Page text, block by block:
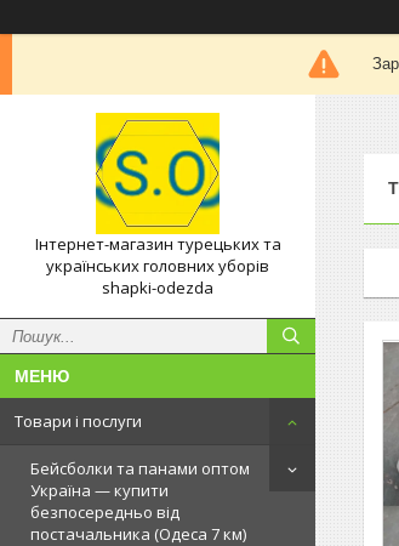
Інтернет-магазин турецьких та
українських головних уборів
shapki-odezda
Товари і послуги
Бейсболки та панами оптом
Україна — купити
безпосередньо від
постачальника (Одеса 7 км)